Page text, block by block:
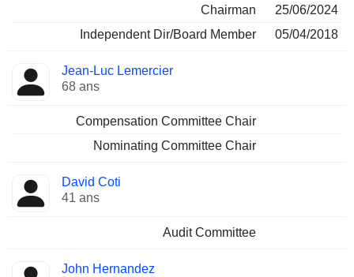
Chairman
25/06/2024
Independent Dir/Board Member
05/04/2018
Jean-Luc Lemercier
68 ans
Compensation Committee Chair
Nominating Committee Chair
David Coti
41 ans
Audit Committee
John Hernandez